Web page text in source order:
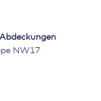
NW17